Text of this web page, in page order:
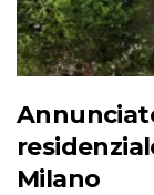
Milano